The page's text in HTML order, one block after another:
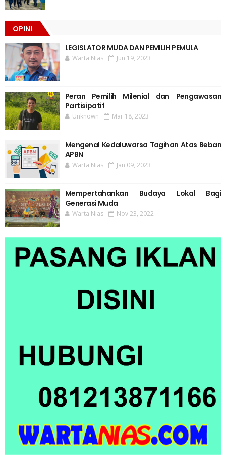
OPINI
LEGISLATOR MUDA DAN PEMILIH PEMULA
Warta Nias Jun 19, 2023
Peran Pemilih Milenial dan Pengawasan
Partisipatif
Unknown Mar 18, 2023
Mengenal Kedaluwarsa Tagihan Atas Beban
APBN
Warta Nias Jan 09, 2023
Mempertahankan Budaya Lokal Bagi
Generasi Muda
Warta Nias Nov 23, 2022